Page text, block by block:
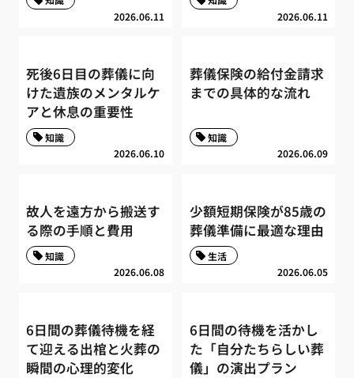
2026.06.11 2026.06.11
死後6日目の葬儀に向
けた遺族のメンタルケ
アと休息の重要性
2026.06.10
知識
葬儀保険の給付金請求
までの具体的な流れ
2026.06.09
知識
故人を遠方から搬送す
る際の手順と費用
2026.06.08
知識
少額短期保険が85歳の
葬儀準備に最適な理由
2026.06.05
生活
6日間の葬儀待機を経
て迎える出棺と火葬の
瞬間の心理的変化
6日間の待機を活かし
た「自分たちらしい葬
儀」の演出プラン